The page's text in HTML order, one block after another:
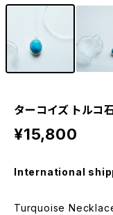
ターコイズ トルコ
¥15,800
International
Turquoise